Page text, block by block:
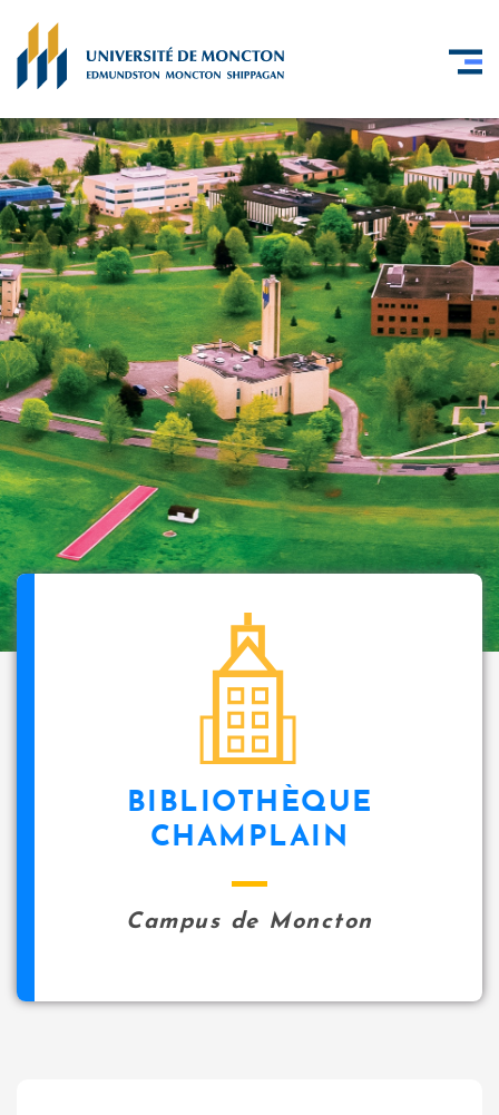
BIBLIOTHÈQUE
CHAMPLAIN
Campus de Moncton